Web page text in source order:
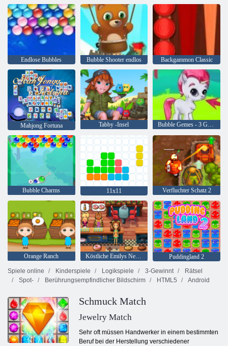
Endlose Bubbles Bubble Shooter endlos Backgammon Classic
Mahjong Fortuna Tabby -Insel Bubble Gemes - 3 Gewinnt
Bubble Charms 11x11 Verfluchter Schatz 2
Orange Ranch Köstliche Emilys New Beginning
Puddingland 2
Spiele online
Kinderspiele Logikspiele 3-Gewinnt
Rätsel
Spot-
Berührungsempfindlicher Bildschirm HTML5 Android
Schmuck Match
Jewelry Match
Sehr oft müssen Handwerker in einem bestimmten
Beruf bei der Herstellung verschiedener